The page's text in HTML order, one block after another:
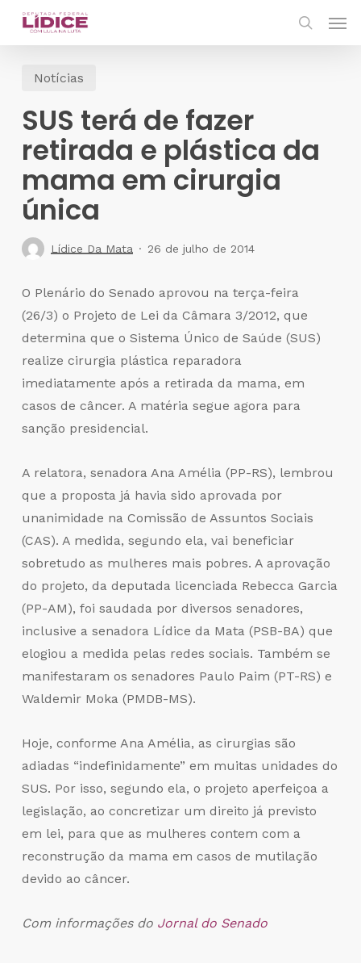
Skip
contentNotícias
SUS terá de fazer
retirada e plástica da
mama em cirurgia
única
Lídice Da Mata 26 de julho de 2014
O Plenário do Senado aprovou na terça-feira
(26/3) o Projeto de Lei da Câmara 3/2012, que
determina que o Sistema Único de Saúde (SUS)
realize cirurgia plástica reparadora
imediatamente após a retirada da mama, em
casos de câncer. A matéria segue agora para
sanção presidencial.
A relatora, senadora Ana Amélia (PP-RS), lembrou
que a proposta já havia sido aprovada por
unanimidade na Comissão de Assuntos Sociais
(CAS). A medida, segundo ela, vai beneficiar
sobretudo as mulheres mais pobres. A aprovação
do projeto, da deputada licenciada Rebecca Garcia
(PP-AM), foi saudada por diversos senadores,
inclusive a senadora Lídice da Mata (PSB-BA) que
elogiou a medida pelas redes sociais. Também se
manifestaram os senadores Paulo Paim (PT-RS) e
Waldemir Moka (PMDB-MS).
Hoje, conforme Ana Amélia, as cirurgias são
adiadas “indefinidamente” em muitas unidades do
SUS. Por isso, segundo ela, o projeto aperfeiçoa a
legislação, ao concretizar um direito já previsto
em lei, para que as mulheres contem com a
reconstrução da mama em casos de mutilação
devido ao câncer.
Com informações do Jornal do Senado